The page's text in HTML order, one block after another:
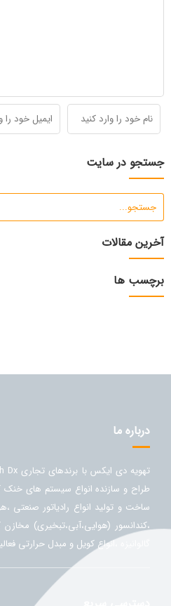
جستجو در سایت
آخرین مقالات
برچسب ها
درباره ما
طراح و سازنده انواع سیستم های خنک
ساخت و تولید انواع رادیاتور صنعتی
،کندانسور (هوایی،آبی،تبخیری) مخازن
گالوانیزه ،انواع کویل و مبدل حرارتی